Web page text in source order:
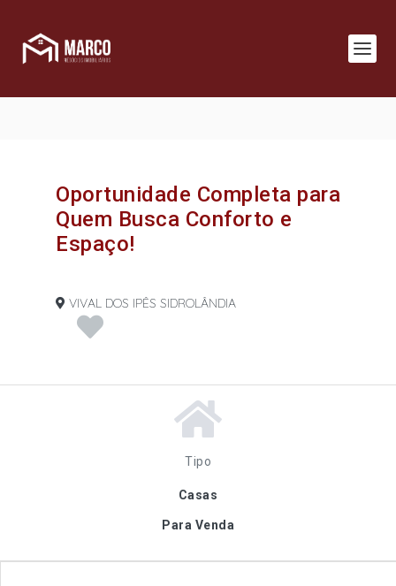
Oportunidade Completa para
Quem Busca Conforto e
Espaço!
VIVAL DOS IPÊS SIDROLÂNDIA
Tipo
Casas
Para Venda